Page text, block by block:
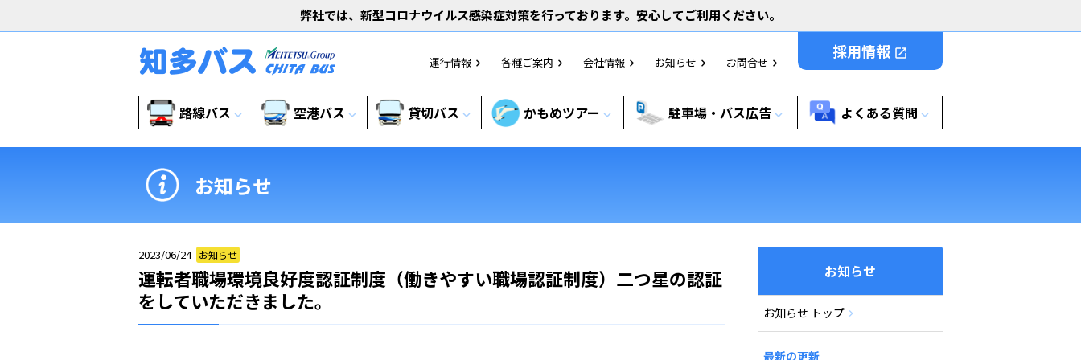
弊社では、新型コロナウイルス感染症対策を行っております。安心してご利用ください。
運行情報 chevron_right 各種ご案内 chevron_right 会社情報 chevron_right お知らせ chevron_right お問合せ chevron_right
採用情報 open_in_new
路線バス expand_more 空港バス expand_more 貸切バス expand_more かもめツアー expand_more 駐車場・バス広告expand_more よくある質問 expand_more
お知らせ
2023/06/24 お知らせ
運転者職場環境良好度認証制度（働きやすい職場認証制度）二つ星の認証
をしていただきました。
お知らせ
お知らせ トップ
最新の更新